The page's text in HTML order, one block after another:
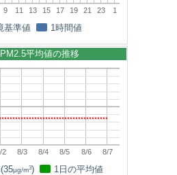
9 11 13 15 17 19 21 23 1
基準値 1時間値
2 8/3 8/4 8/5 8/6 8/7
平均値の推移
μg/m3) 1日の平均値